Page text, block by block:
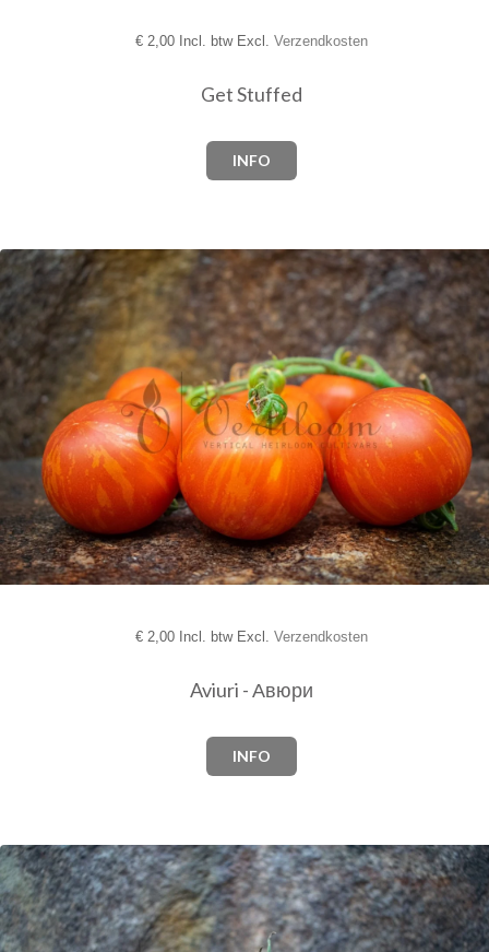
€2,00 Incl. btw Excl. Verzendkosten
Get Stuffed
INFO
€2,00 Incl. btw Excl. Verzendkosten
Aviuri - Авюри
INFO